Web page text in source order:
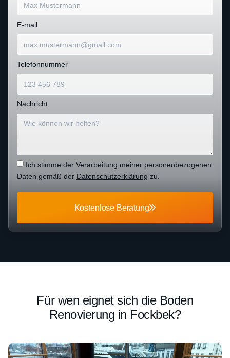
E-mail
Telefonnummer
Nachricht
Ich stimme der Verarbeitung meiner personenbezogenen
Daten gemäß der Datenschutzerklärung zu.
Kostenlose Beratung
Für wen eignet sich die Boden
Renovierung in Fockbek?